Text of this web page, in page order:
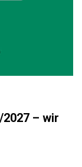
– wir